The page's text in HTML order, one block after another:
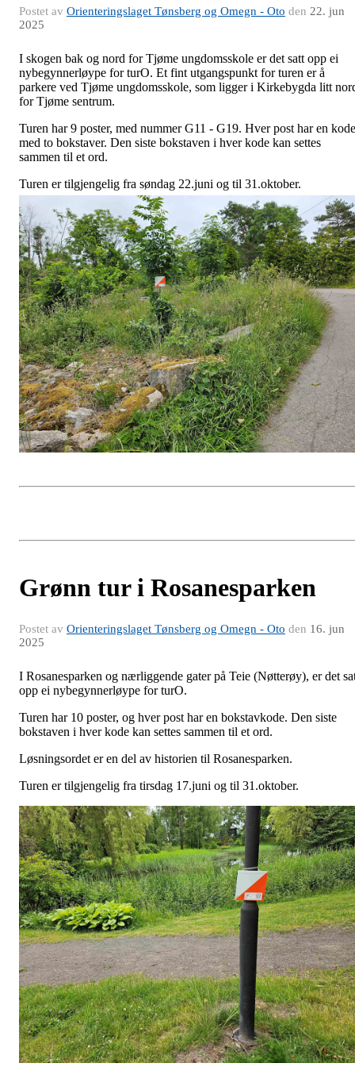
Postet av Orienteringslaget Tønsberg og Omegn - Oto den 22. jun
2025
I skogen bak og nord for Tjøme ungdomsskole er det satt opp ei
nybegynnerløype for turO. Et fint utgangspunkt for turen er å
parkere ved Tjøme ungdomsskole, som ligger i Kirkebygda litt
for Tjøme sentrum.
Turen har 9 poster, med nummer G11 - G19. Hver post har en kode
med to bokstaver. Den siste bokstaven i hver kode kan settes
sammen til et ord.
Turen er tilgjengelig fra søndag 22.juni og til 31.oktober.
Grønn tur i Rosanesparken
Postet av Orienteringslaget Tønsberg og Omegn - Oto den 16. jun
2025
I Rosanesparken og nærliggende gater på Teie (Nøtterøy), er det
opp ei nybegynnerløype for turO.
Turen har 10 poster, og hver post har en bokstavkode. Den siste
bokstaven i hver kode kan settes sammen til et ord.
Løsningsordet er en del av historien til Rosanesparken.
Turen er tilgjengelig fra tirsdag 17.juni og til 31.oktober.